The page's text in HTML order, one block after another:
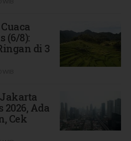
(6/8):
di 3
Ada
Cek